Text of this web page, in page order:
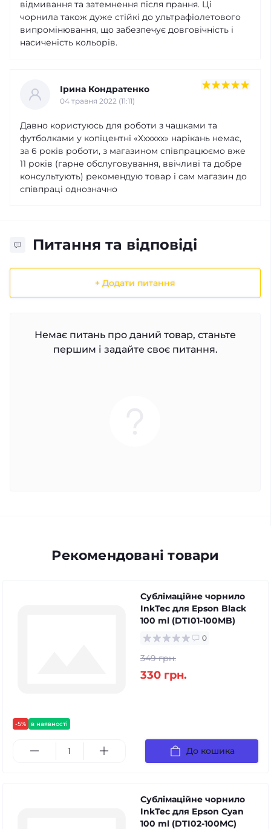
відмивання та затемнення після прання. Ці
чорнила також дуже стійкі до ультрафіолетового
випромінювання, що забезпечує довговічність і
насиченість кольорів.
Ірина Кондратенко
04 травня 2022 (11:11)
Давно користуюсь для роботи з чашками та
футболками у копіцентні «Хххххх» нарікань немає,
за 6 років роботи, з магазином співпрацюємо вже
11 років (гарне обслуговування, ввічливі та добре
консультують) рекомендую товар і сам магазин до
співпраці однозначно
Питання та відповіді
+ Додати питання
Немає питань про даний товар, станьте
першим і задайте своє питання.
Рекомендовані товари
-5% в наявності
Сублімаційне чорнило
InkTec для Epson Black
100 ml (DTI01-100MB)
0
349 грн.
330 грн.
До кошика
Сублімаційне чорнило
InkTec для Epson Cyan
100 ml (DTI02-100MC)